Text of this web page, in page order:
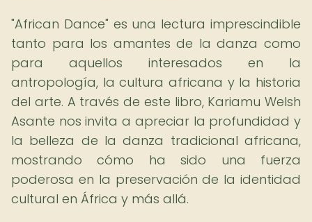
"African Dance" es una lectura imprescindible
tanto para los amantes de la danza como
para aquellos interesados en la
antropología, la cultura africana y la historia
del arte. A través de este libro, Kariamu Welsh
Asante nos invita a apreciar la profundidad y
la belleza de la danza tradicional africana,
mostrando cómo ha sido una fuerza
poderosa en la preservación de la identidad
cultural en África y más allá.